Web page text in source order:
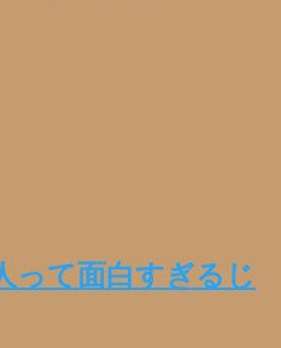
って面白すぎるじ